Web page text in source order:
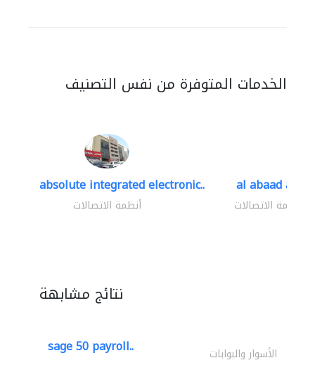
الخدمات المتوفرة من نفس التصنيف
absolute integrated electronic..
أنظمة الاتصالات
al abaad al..
أنظمة الاتصالات
نتائج مشابهة
sage 50 payroll.. الأسوار والبوابات